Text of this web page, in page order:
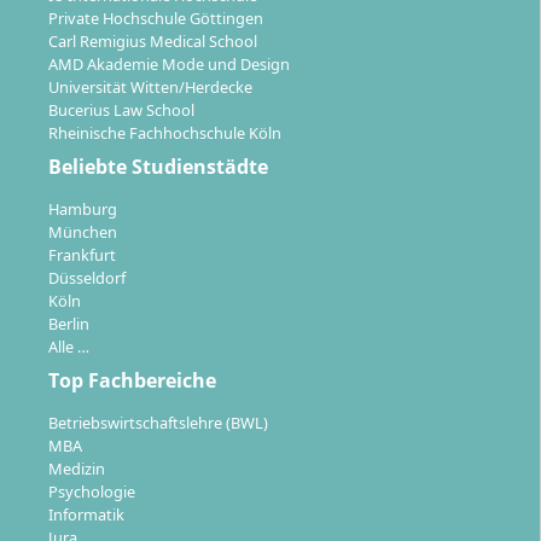
Aufgabenfelder moderner Wirtschaftspsychologen
vor.
Studium offen?
Mit dem Bachelorabschluss in Wirtschaftspsychologie
bist du qualifiziert für Schlüsselpositionen in
Fachwissen benötigt wird, um betriebswirtschaftliche
Prozesse zu optimieren. Typische Einsatzfelder sind:
Personalentwicklung und Personalmanagement
Recruiting, Employer Branding
Marketing, Marktforschung und
Private Hochschule Göttingen
Carl Remigius Medical School
AMD Akademie Mode und Design
Universität Witten/Herdecke
Bucerius Law School
Rheinische Fachhochschule Köln
Beliebte Studienstädte
Hamburg
München
Frankfurt
Düsseldorf
Köln
Berlin
Alle …
Top Fachbereiche
Betriebswirtschaftslehre (BWL)
MBA
Medizin
Psychologie
Informatik